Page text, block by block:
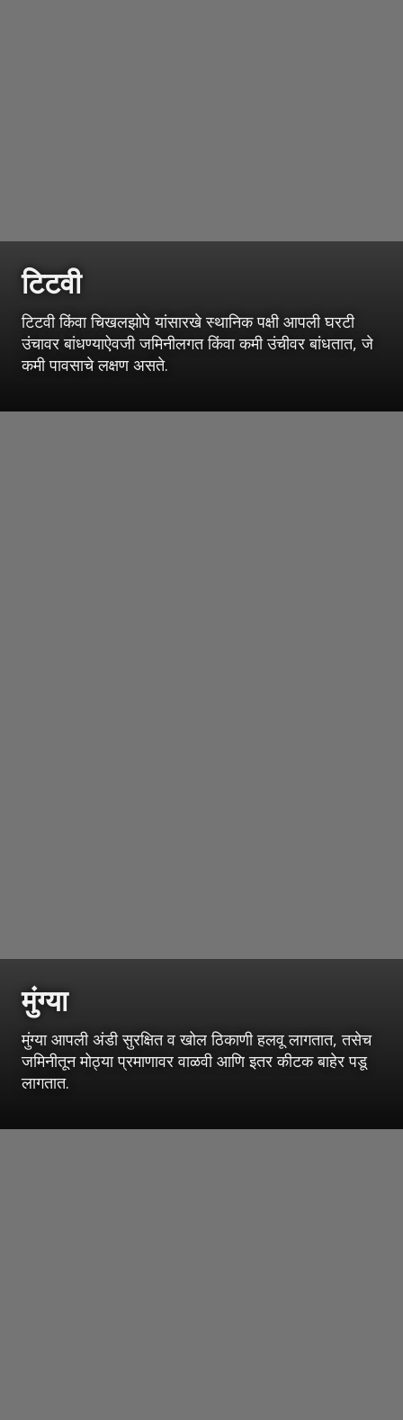
टिटवी
टिटवी किंवा चिखलझोपे यांसारखे स्थानिक पक्षी आपली घरटी
उंचावर बांधण्याऐवजी जमिनीलगत किंवा कमी उंचीवर बांधतात, जे
कमी पावसाचे लक्षण असते.
मुंग्या
मुंग्या आपली अंडी सुरक्षित व खोल ठिकाणी हलवू लागतात, तसेच
जमिनीतून मोठ्या प्रमाणावर वाळवी आणि इतर कीटक बाहेर पडू
लागतात.